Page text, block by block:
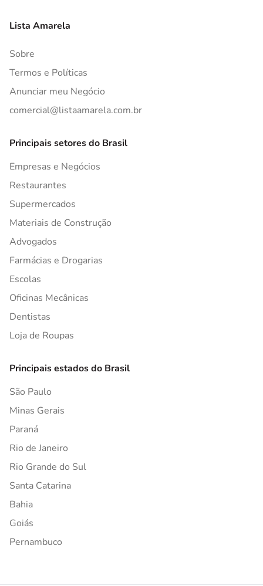
Lista Amarela
Sobre
Termos e Políticas
Anunciar meu Negócio
comercial@listaamarela.com.br
Principais setores do Brasil
Empresas e Negócios
Restaurantes
Supermercados
Materiais de Construção
Advogados
Farmácias e Drogarias
Escolas
Oficinas Mecânicas
Dentistas
Loja de Roupas
Principais estados do Brasil
São Paulo
Minas Gerais
Paraná
Rio de Janeiro
Rio Grande do Sul
Santa Catarina
Bahia
Goiás
Pernambuco